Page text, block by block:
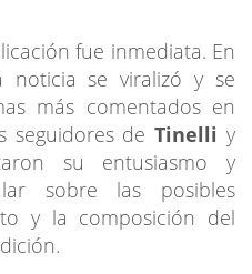
fue inmediata. En
noticia se viralizó y se
más comentados en
seguidores deTinelli y
su entusiasmo y
sobre las posibles
y la composición del